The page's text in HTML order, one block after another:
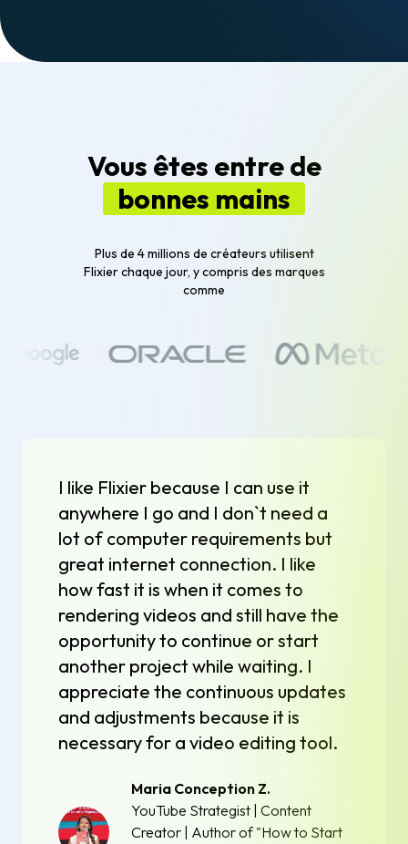
Vous êtes entre de
bonnes mains
Plus de 4 millions de créateurs utilisent
Flixier chaque jour, y compris des marques
comme
I like Flixier because I can use it
anywhere I go and I don`t need a
lot of computer requirements but
great internet connection. I like
how fast it is when it comes to
rendering videos and still have the
opportunity to continue or start
another project while waiting. I
appreciate the continuous updates
and adjustments because it is
necessary for a video editing tool.
Maria Conception Z.
YouTube Strategist | Content
Creator | Author of "How to Start